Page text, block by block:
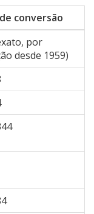
conversão
por
desde 1959)